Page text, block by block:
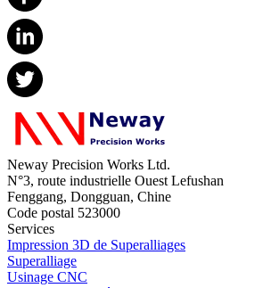
Neway Precision Works Ltd.
N°3, route industrielle Ouest Lefushan
Fenggang, Dongguan, Chine
Code postal 523000
Services
Impression 3D de Superalliages
Superalliage
Usinage CNC